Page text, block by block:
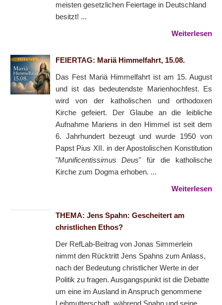
meisten gesetzlichen Feiertage in Deutschland
besitzt! ...
Weiterlesen
FEIERTAG: Mariä Himmelfahrt, 15.08.
Das Fest Mariä Himmelfahrt ist am 15. August
und ist das bedeutendste Marienhochfest. Es
wird von der katholischen und orthodoxen
Kirche gefeiert. Der Glaube an die leibliche
Aufnahme Mariens in den Himmel ist seit dem
6. Jahrhundert bezeugt und wurde 1950 von
Papst Pius XII. in der Apostolischen Konstitution
"Munificentissimus Deus" für die katholische
Kirche zum Dogma erhoben. ...
Weiterlesen
THEMA: Jens Spahn: Gescheitert am
christlichen Ethos?
Der RefLab-Beitrag von Jonas Simmerlein
nimmt den Rücktritt Jens Spahns zum Anlass,
nach der Bedeutung christlicher Werte in der
Politik zu fragen. Ausgangspunkt ist die Debatte
um eine im Ausland in Anspruch genommene
Leihmutterschaft, während Spahn und seine